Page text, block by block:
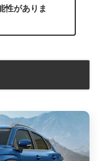
性がありま